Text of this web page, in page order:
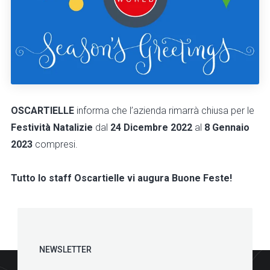
OSCARTIELLE informa che l’azienda rimarrà chiusa per le
Festività Natalizie dal 24 Dicembre 2022 al 8 Gennaio
2023 compresi.
Tutto lo staff Oscartielle vi augura Buone Feste!
NEWSLETTER